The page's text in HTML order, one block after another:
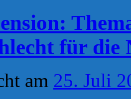
für die
am 25. Juli